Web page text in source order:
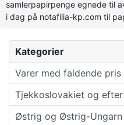
Kategorier
Varer med faldende pris
Tjekkoslovakiet og
Østrig og Østrig-Ungarn
samlerpapirpenge egnede til
i dag på notafilia-kp.com til